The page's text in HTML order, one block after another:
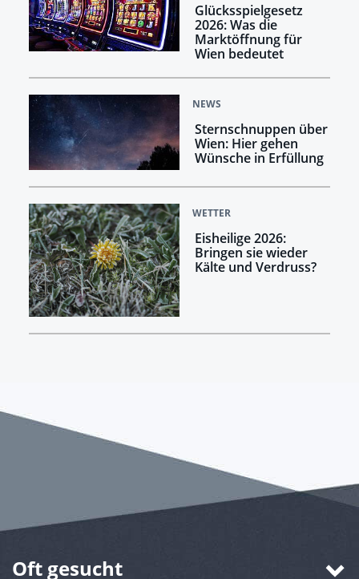
Glücksspielgesetz
2026: Was die
Marktöffnung für
Wien bedeutet
NEWS
Sternschnuppen über
Wien: Hier gehen
Wünsche in Erfüllung
WETTER
Eisheilige 2026:
Bringen sie wieder
Kälte und Verdruss?
Oft gesucht